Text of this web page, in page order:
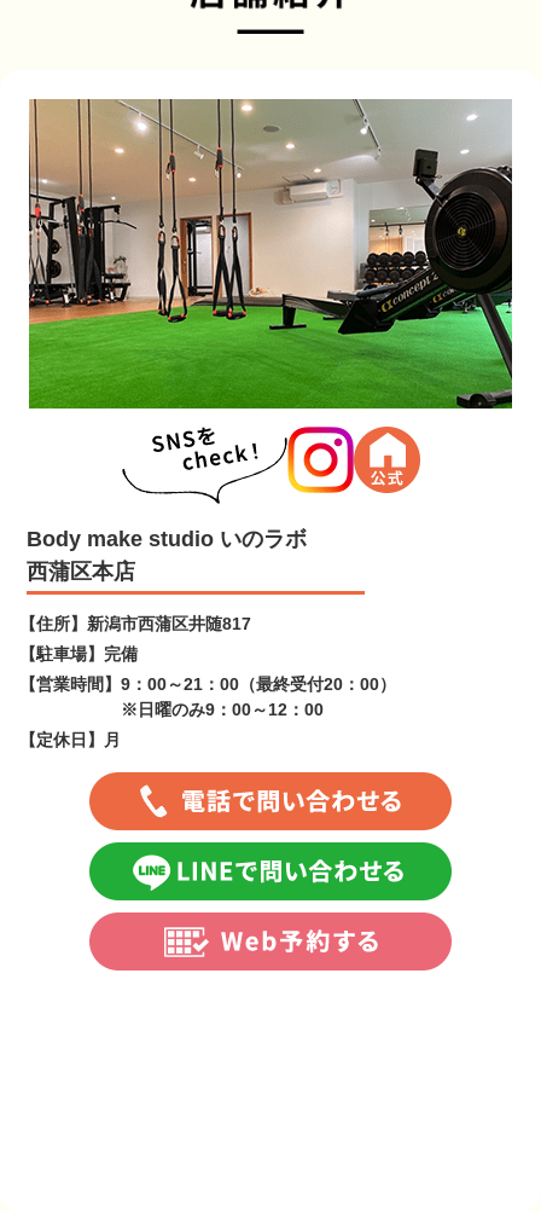
Body make studio いのラボ
西蒲区本店
【住所】 新潟市西蒲区井随817
【駐車場】 完備
【営業時間】 9：00～21：00（最終受付20：00）
※日曜のみ9：00～12：00
【定休日】
月